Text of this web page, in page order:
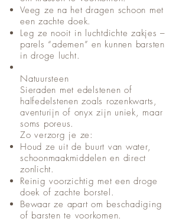
Veeg ze na het dragen schoon met
een zachte doek.
Leg ze nooit in luchtdichte zakjes –
parels “ademen” en kunnen barsten
in droge lucht.
Natuursteen
Sieraden met edelstenen of
halfedelstenen zoals rozenkwarts,
aventurijn of onyx zijn uniek, maar
soms poreus.
Zo verzorg je ze:
Houd ze uit de buurt van water,
schoonmaakmiddelen en direct
zonlicht.
Reinig voorzichtig met een droge
doek of zachte borstel.
Bewaar ze apart om beschadiging
of barsten te voorkomen.